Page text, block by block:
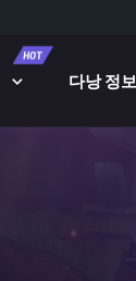
HOT
다낭 정보